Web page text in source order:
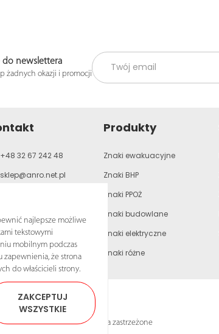
do newslettera
żadnych okazji i promocji
+48 32 67 242 48
sklep@anro.net.pl
Produkty
Znaki ewakuacyjne
Znaki BHP
Znaki PPOŻ
Znaki budowlane
Znaki elektryczne
Znaki różne
Sklep ANRO Wszelkie prawa zastrzeżone
najlepsze możliwe
tekstowymi
mobilnym podczas
zapewnienia, że strona
do właścicieli strony.
ZAKCEPTUJ
WSZYSTKIE